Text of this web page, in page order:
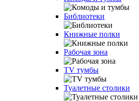
Библиотеки
Книжные полки
Рабочая зона
TV тумбы
Туалетные столики